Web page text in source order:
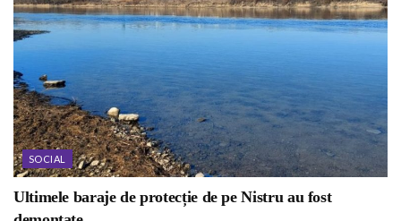
SOCIAL
Ultimele baraje de protecție de pe Nistru au fost